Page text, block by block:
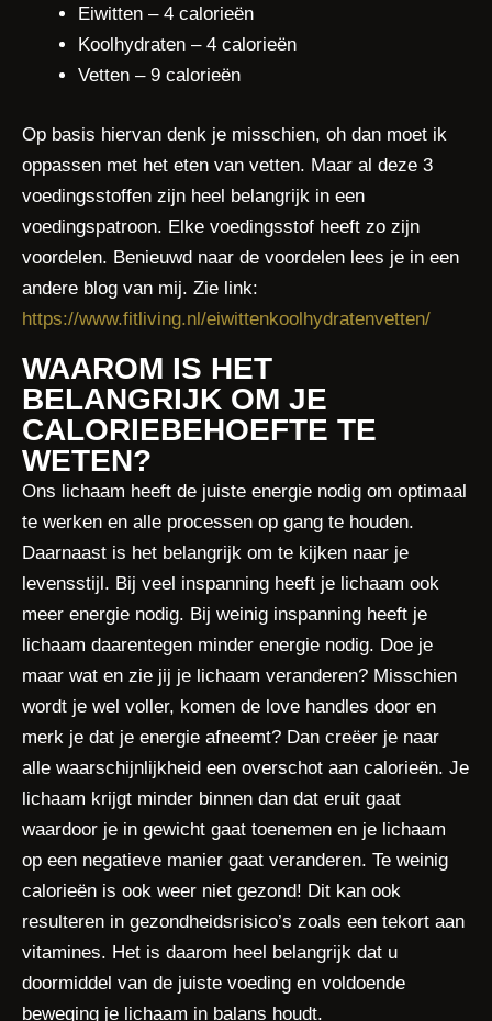
Eiwitten – 4 calorieën
Koolhydraten – 4 calorieën
Vetten – 9 calorieën
Op basis hiervan denk je misschien, oh dan moet ik
oppassen met het eten van vetten. Maar al deze 3
voedingsstoffen zijn heel belangrijk in een
voedingspatroon. Elke voedingsstof heeft zo zijn
voordelen. Benieuwd naar de voordelen lees je in een
andere blog van mij. Zie link:
https://www.fitliving.nl/eiwittenkoolhydratenvetten/
WAAROM IS HET
BELANGRIJK OM JE
CALORIEBEHOEFTE TE
WETEN?
Ons lichaam heeft de juiste energie nodig om optimaal
te werken en alle processen op gang te houden.
Daarnaast is het belangrijk om te kijken naar je
levensstijl. Bij veel inspanning heeft je lichaam ook
meer energie nodig. Bij weinig inspanning heeft je
lichaam daarentegen minder energie nodig. Doe je
maar wat en zie jij je lichaam veranderen? Misschien
wordt je wel voller, komen de love handles door en
merk je dat je energie afneemt? Dan creëer je naar
alle waarschijnlijkheid een overschot aan calorieën. Je
lichaam krijgt minder binnen dan dat eruit gaat
waardoor je in gewicht gaat toenemen en je lichaam
op een negatieve manier gaat veranderen. Te weinig
calorieën is ook weer niet gezond! Dit kan ook
resulteren in gezondheidsrisico’s zoals een tekort aan
vitamines. Het is daarom heel belangrijk dat u
doormiddel van de juiste voeding en voldoende
beweging je lichaam in balans houdt.